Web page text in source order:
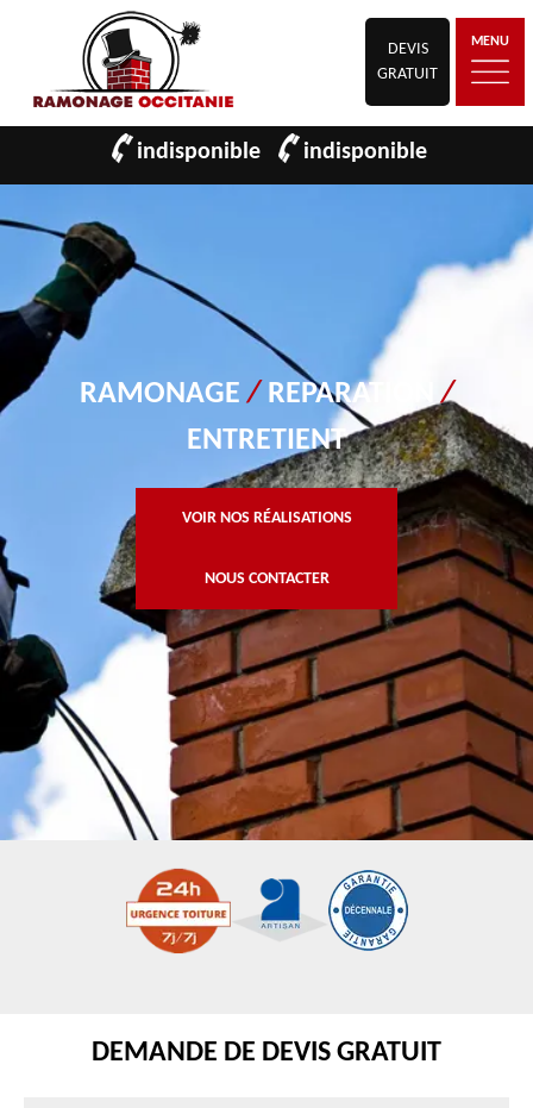
DEVIS
GRATUIT
MENU
indisponible indisponible
RAMONAGE/ REPARATION/
ENTRETIENT
VOIR NOS RÉALISATIONS
NOUS CONTACTER
DEMANDE DE DEVIS GRATUIT